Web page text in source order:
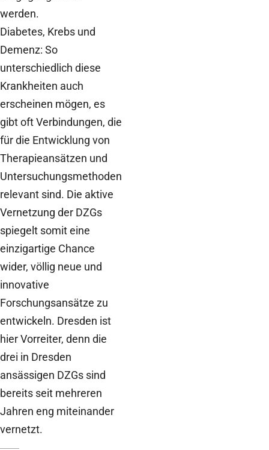
werden.
Diabetes, Krebs und
Demenz: So
unterschiedlich diese
Krankheiten auch
erscheinen mögen, es
gibt oft Verbindungen, die
für die Entwicklung von
Therapieansätzen und
Untersuchungsmethoden
relevant sind. Die aktive
Vernetzung der DZGs
spiegelt somit eine
einzigartige Chance
wider, völlig neue und
innovative
Forschungsansätze zu
entwickeln. Dresden ist
hier Vorreiter, denn die
drei in Dresden
ansässigen DZGs sind
bereits seit mehreren
Jahren eng miteinander
vernetzt.